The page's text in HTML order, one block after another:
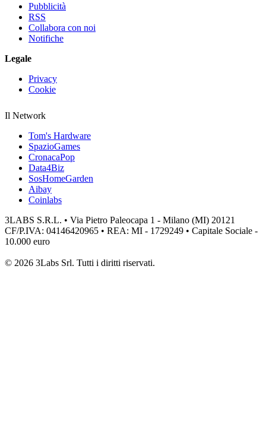
Pubblicità
RSS
Collabora con noi
Notifiche
Legale
Privacy
Cookie
Il Network
Tom's Hardware
SpazioGames
CronacaPop
Data4Biz
SosHomeGarden
Aibay
Coinlabs
3LABS S.R.L. • Via Pietro Paleocapa 1 - Milano (MI) 20121
CF/P.IVA: 04146420965 • REA: MI - 1729249 • Capitale Sociale -
10.000 euro
© 2026 3Labs Srl. Tutti i diritti riservati.